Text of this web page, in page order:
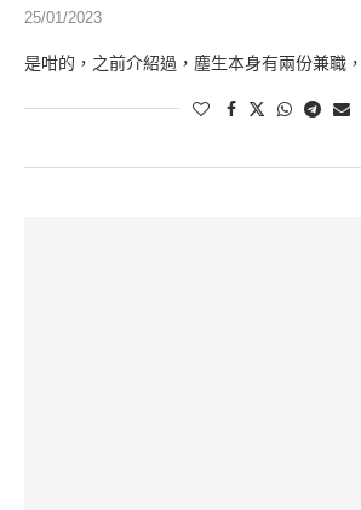
25/01/2023
是咁的，之前介紹過，塵生本身有兩份兼職